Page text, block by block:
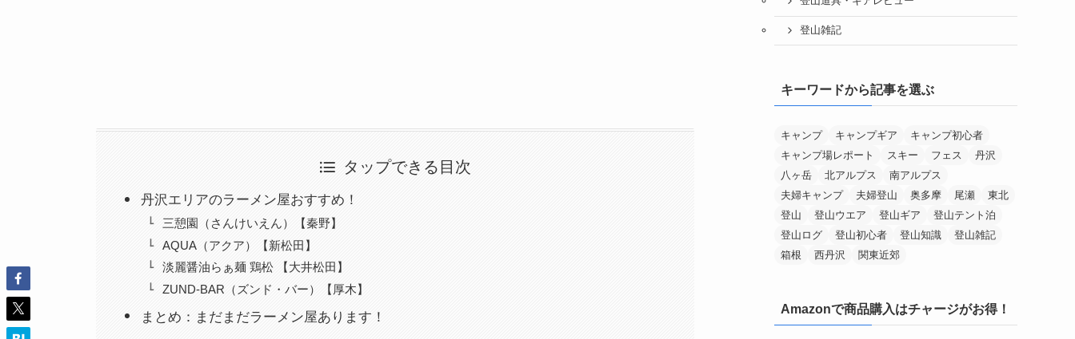
タップできる目次
丹沢エリアのラーメン屋おすすめ！
三憩園（さんけいえん）【秦野】
AQUA（アクア）【新松田】
淡麗醤油らぁ麺 鶏松 【大井松田】
ZUND-BAR（ズンド・バー）【厚木】
まとめ：まだまだラーメン屋あります！
登山雑記
キーワードから記事を選ぶ
キャンプ キャンプギア
キャンプ初心者
キャンプ場レポート
スキー フェス
丹沢
八ヶ岳
北アルプス
南アルプス
夫婦キャンプ
夫婦登山 奥多摩 尾瀬
東北
登山
登山ウエア 登山ギア
登山テント泊
登山ログ
登山初心者 登山知識
登山雑記
箱根
西丹沢 関東近郊
Amazonで商品購入はチャージがお得！